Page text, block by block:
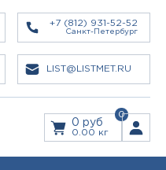
+7 (812) 931-52-52
Санкт-Петербург
LIST@LISTMET.RU
0
0 руб
0.00 кг